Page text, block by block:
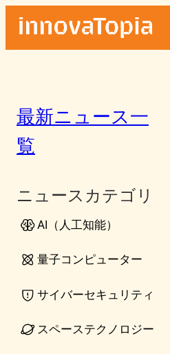
最新ニュース一
覧
ニュースカテゴリ
AI（人工知能）
量子コンピューター
サイバーセキュリティ
スペーステクノロジー